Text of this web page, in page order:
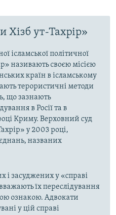
Хізб ут-Тахрір»
ісламської політичної
називають своєю місією
країн в ісламському
терористичні методи
що зазнають
в Росії та в
Криму. Верховний суд
у 2003 році,
названих
і засуджених у «справі
їх переслідування
ознакою. Адвокати
у цій справі